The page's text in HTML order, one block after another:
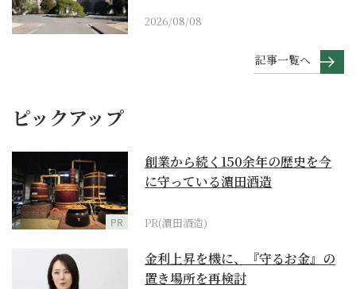
2026/08/08
記事一覧へ
ピックアップ
PR
創業から続く150余年の歴史を今
に守っている濵田酒造
PR(濵田酒造)
金利上昇を機に、『守るお金』の
置き場所を再検討